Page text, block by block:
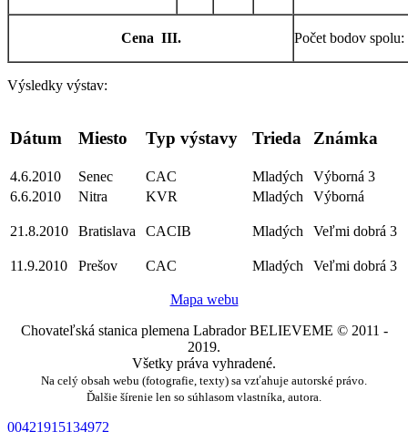
Cena III. Počet bodov
Výsledky výstav:
Dátum Miesto Typ výstavy Trieda Známka
4.6.2010 Senec CAC Mladých
Výborná 3
6.6.2010
Nitra KVR Mladých Výborná
21.8.2010 Bratislava CACIB Mladých Veľmi dobrá 3
11.9.2010 Prešov CAC Mladých Veľmi dobrá 3
Mapa webu
Chovateľská stanica plemena Labrador BELIEVEME © 2011 -
2019.
Všetky práva vyhradené.
Na celý obsah webu (fotografie, texty) sa vzťahuje autorské právo.
Ďalšie šírenie len so súhlasom vlastníka, autora.
00421915134972